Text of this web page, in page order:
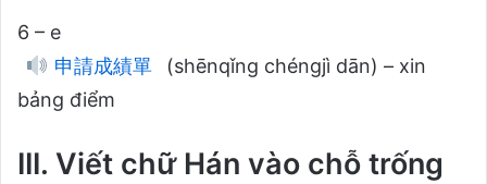
6 – e
申請成績單
(shēnqǐng chéngjì dān) – xin
bảng điểm
III. Viết chữ Hán vào chỗ trống